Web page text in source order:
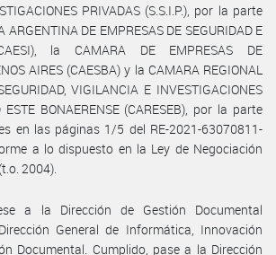
PRIVADAS (S.S.I.P.), por la parte
DE EMPRESAS DE SEGURIDAD E
la CAMARA DE EMPRESAS DE
AIRES (CAESBA) y la CAMARA REGIONAL
VIGILANCIA E INVESTIGACIONES
ESTE BONAERENSE (CARESEB), por la parte
en las páginas 1/5 del RE-2021-63070811-
a lo dispuesto en la Ley de Negociación
2004).
a la Dirección de Gestión Documental
General de Informática, Innovación
Documental. Cumplido, pase a la Dirección